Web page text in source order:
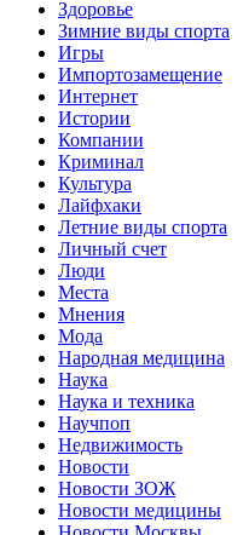
Здоровье
Зимние виды спорта
Игры
Импортозамещение
Интернет
Истории
Компании
Криминал
Культура
Лайфхаки
Летние виды спорта
Личный счет
Люди
Места
Мнения
Мода
Народная медицина
Наука
Наука и техника
Научпоп
Недвижимость
Новости
Новости ЗОЖ
Новости медицины